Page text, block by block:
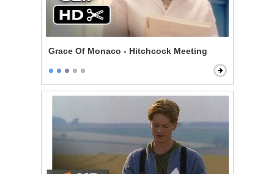
Grace Of Monaco - Hitchcock Meeting